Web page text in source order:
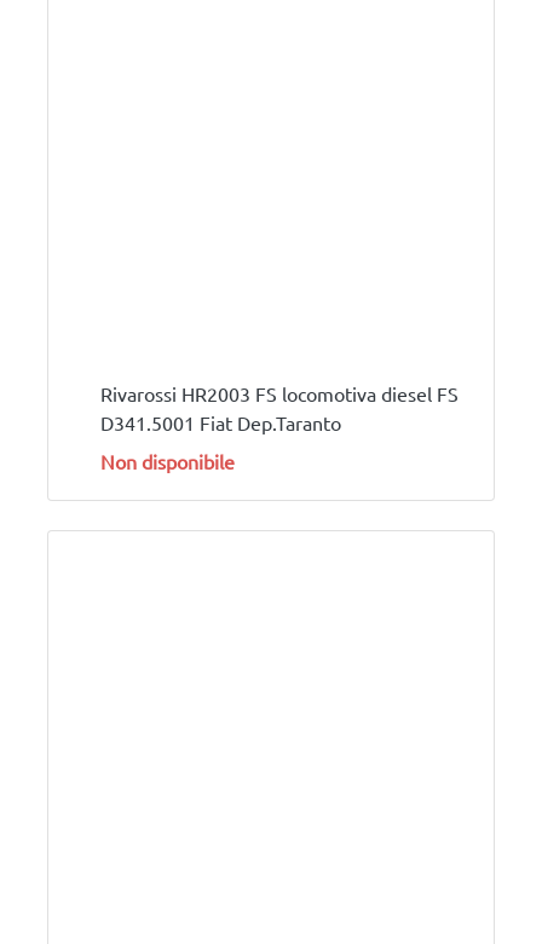
Rivarossi HR2003 FS locomotiva diesel FS
D341.5001 Fiat Dep.Taranto
Non disponibile